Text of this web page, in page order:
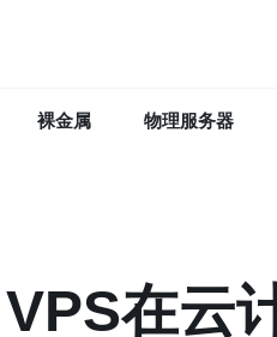
裸金属 物理服务器
在云